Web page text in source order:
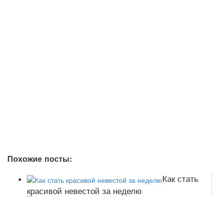
Похожие посты:
Как стать
красивой невестой за неделю